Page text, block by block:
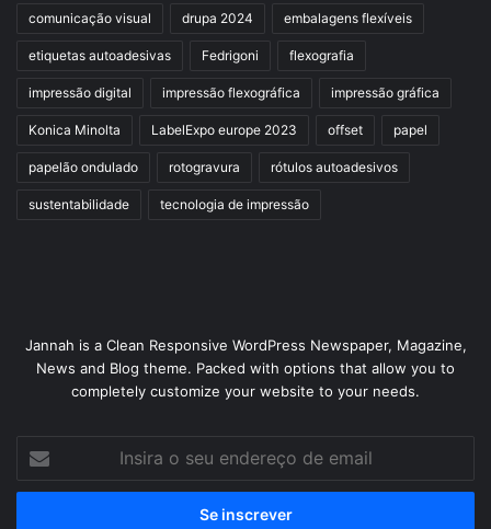
comunicação visual drupa 2024 embalagens flexíveis
etiquetas autoadesivas Fedrigoni flexografia
impressão digital impressão flexográfica impressão gráfica
Konica Minolta LabelExpo europe 2023 offset papel
papelão ondulado rotogravura rótulos autoadesivos
sustentabilidade tecnologia de impressão
Jannah is a Clean Responsive WordPress Newspaper, Magazine,
News and Blog theme. Packed with options that allow you to
completely customize your website to your needs.
seu